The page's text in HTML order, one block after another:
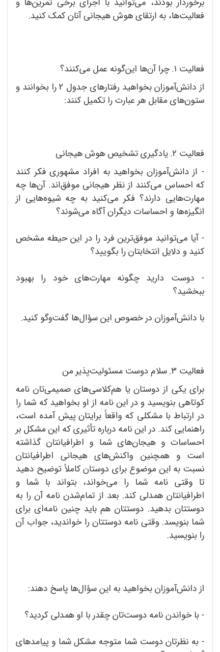
فعالیت‌ها، به ارتقای هوش هیجانی آنان کمک کنید.
فعالیت ۱. چرا آن‌ها این‌گونه عمل می‌کنند؟
از دانش‌آموزان بخواهید رفتارهای جدول 2 را بخوانند و
ستون‌های مقابل هر عبارت را تکمیل کنند:
فعالیت ۲. یادگیری تشخیص هوش هیجانی
- از دانش‌آموزان بخواهید به افراد مشهوری فکر کنند
که احساس می‌کنند از نظر هیجانی موفق‌اند. آن‌ها چه
مهارت‌هایی دارند؟ فکر می‌کنید به چه شیوه‌هایی از
انگیزه‌ها و احساسات دیگران آگاه می‌شوند؟
- آیا می‌توانید موفق‌ترین فرد را در این حیطه مشخص
کنید و دلایل انتخابتان را بگویید؟
- دوست دارید چگونه مهارت‌های خود را بهبود
ببخشید؟
با دانش‌آموزان در خصوص این سؤال‌ها گفت‌وگو کنید.
فعالیت ۳. سلام دوست مسئولیت‌پذیر من
برای یکی از دوستان یا هم‌کلاسی‌های صمیمی‌تان نامه
کوتاهی بنویسید و در این نامه از او بخواهید که شما را
در ارتباط با مشکلی که واقعاً برایتان پیش آمده است،
راهنمایی کند. در این نامه درباره تأثیری که این مشکل بر
احساسات و هیجان‌های شما و اطرافیانتان گذاشته
است و همچنین واکنش‌های هیجانی اطرافیانتان
نسبت به این موضوع برای دوستان کاملاً توضیح دهید
تا وقتی نامه شما را می‌خواند، بتواند با شما و
اطرافیانتان همدلی کند. بعد از تمام‌شدن نامه آن را به
دوستتان بدهید. دوستتان هم باید چنین نامه‌ای برای
شما بنویسد. وقتی نامه دوستتان را خواندید، جواب آن
را بنویسید.
از دانش‌آموزان بخواهید به این سؤال‌ها پاسخ دهند:
- با خواندن نامه دوست‌تان چقدر با او همدلی کردید؟
- به نظرتان دوست شما متوجه مشکل شما و پیامدهای